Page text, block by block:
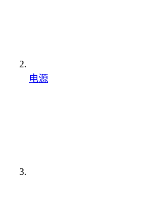
电源